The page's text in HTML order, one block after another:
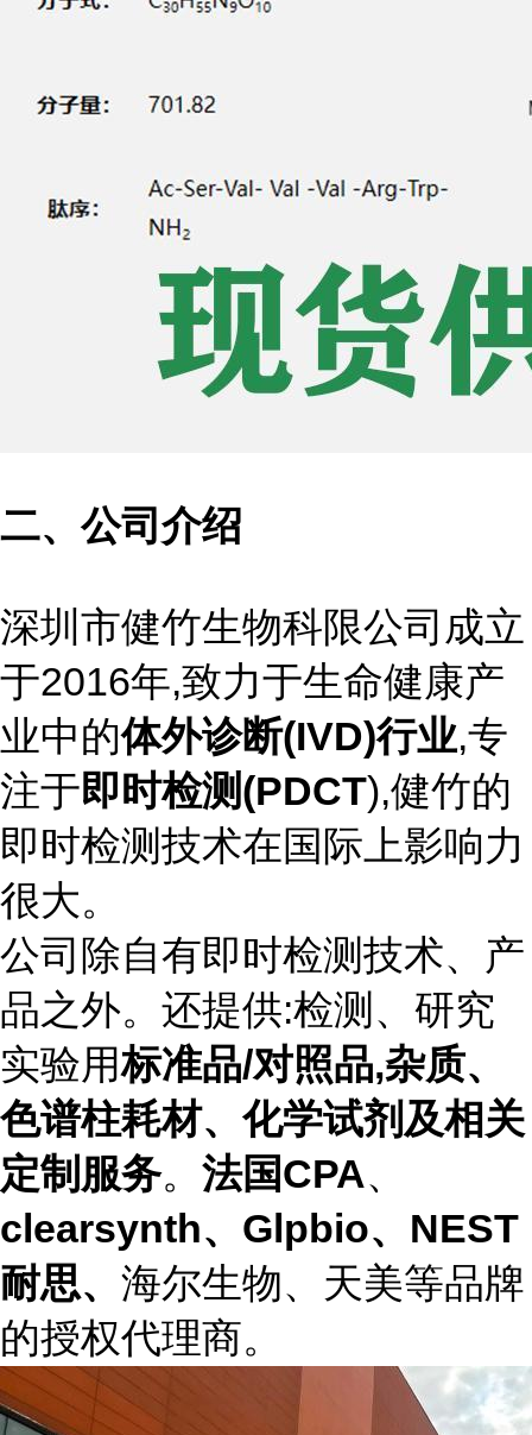
二、公司介绍
深圳市健竹生物科限公司成立
于2016年,致力于生命健康产
业中的体外诊断(IVD)行业,专
注于即时检测(PDCT),健竹的
即时检测技术在国际上影响力
很大。
公司除自有即时检测技术、产
品之外。还提供:检测、研究
实验用标准品/对照品,杂质、
色谱柱耗材、化学试剂及相关
定制服务。 法国CPA、
clearsynth、Glpbio、NEST
耐思、 海尔生物、天美等品牌
的授权代理商。